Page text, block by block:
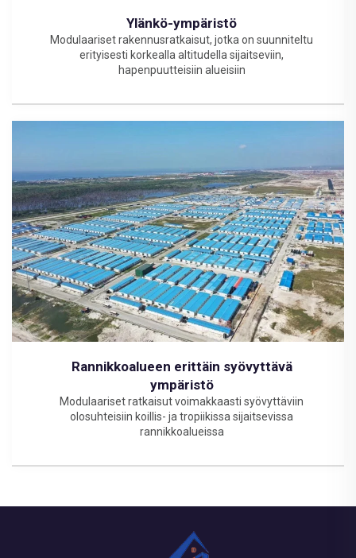
Ylänkö-ympäristö
Modulaariset rakennusratkaisut, jotka on suunniteltu
erityisesti korkealla altitudella sijaitseviin,
hapenpuutteisiin alueisiin
Rannikkoalueen erittäin syövyttävä
ympäristö
Modulaariset ratkaisut voimakkaasti syövyttäviin
olosuhteisiin koillis- ja tropiikissa sijaitsevissa
rannikkoalueissa